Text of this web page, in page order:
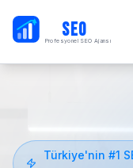
SEO
Profesyonel SEO Ajansı
Türkiye'nin #1